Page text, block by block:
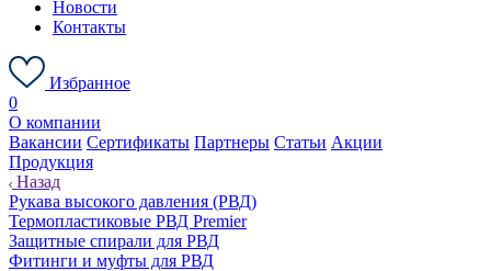
Новости
Контакты
Избранное
0
О компании
Вакансии Сертификаты Партнеры Статьи Акции
Продукция
Назад
Рукава высокого давления (РВД)
Термопластиковые РВД Premier
Защитные спирали для РВД
Фитинги и муфты для РВД